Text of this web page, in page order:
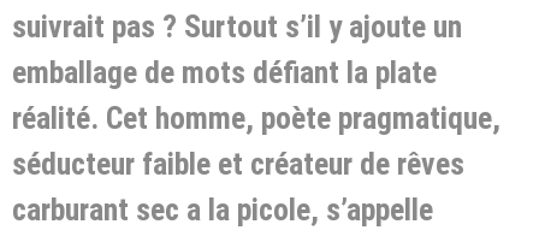
suivrait pas ? Surtout s’il y ajoute un
emballage de mots défiant la plate
réalité. Cet homme, poète pragmatique,
séducteur faible et créateur de rêves
carburant sec a la picole, s’appelle